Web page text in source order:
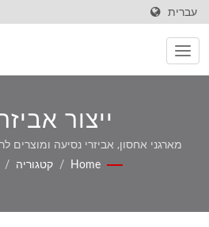
עברית
ייצור
מארגני אחסון, אביזרי נסיעה
Home
/ קטגוריה /